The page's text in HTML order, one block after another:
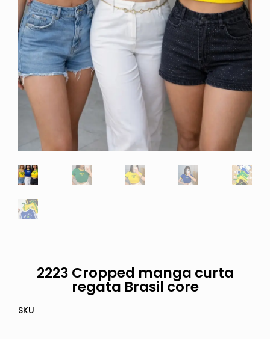
2223 Cropped manga curta
regata Brasil core
SKU